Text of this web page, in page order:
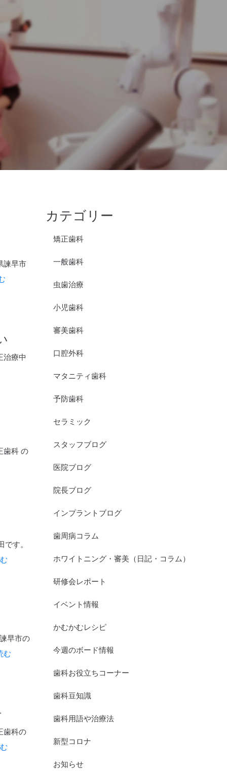
諫早市
療中
科 の
す。
早市の
む
歯科の
カテゴリー
矯正歯科
一般歯科
虫歯治療
小児歯科
審美歯科
口腔外科
マタニティ歯科
予防歯科
セラミック
スタッフブログ
医院ブログ
院長ブログ
インプラントブログ
歯周病コラム
ホワイトニング・審美（日記・コラム）
研修会レポート
イベント情報
かむかむレシピ
今週のボード情報
歯科お役立ちコーナー
歯科豆知識
歯科用語や治療法
新型コロナ
お知らせ